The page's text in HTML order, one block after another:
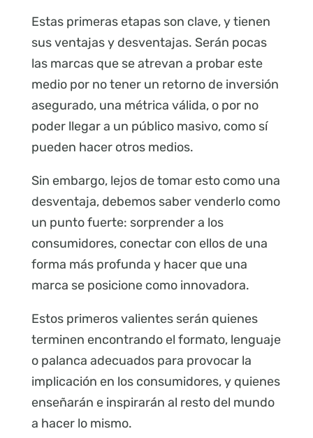
Estas primeras etapas son clave, y tienen
sus ventajas y desventajas. Serán pocas
las marcas que se atrevan a probar este
medio por no tener un retorno de inversión
asegurado, una métrica válida, o por no
poder llegar a un público masivo, como sí
pueden hacer otros medios.
Sin embargo, lejos de tomar esto como una
desventaja, debemos saber venderlo como
un punto fuerte: sorprender a los
consumidores, conectar con ellos de una
forma más profunda y hacer que una
marca se posicione como innovadora.
Estos primeros valientes serán quienes
terminen encontrando el formato, lenguaje
o palanca adecuados para provocar la
implicación en los consumidores, y quienes
enseñarán e inspirarán al resto del mundo
a hacer lo mismo.